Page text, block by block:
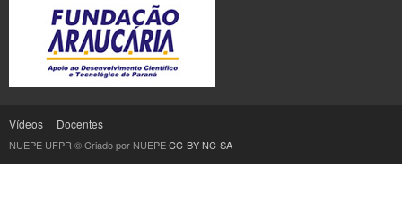
Vídeos Docentes
NUEPE UFPR © Criado por NUEPECC-BY-NC-SA